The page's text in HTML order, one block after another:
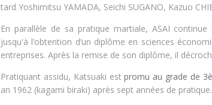
tard Yoshimitsu YAMADA, Seichi SUGANO, Kazuo
En parallèle de sa pratique martiale, ASAI continue
jusqu'à l’obtention d’un diplôme en sciences
entreprises. Après la remise de son diplôme, il
Pratiquant assidu, Katsuaki estpromu au grade de
an 1962 (kagami biraki) après sept années de pratique.